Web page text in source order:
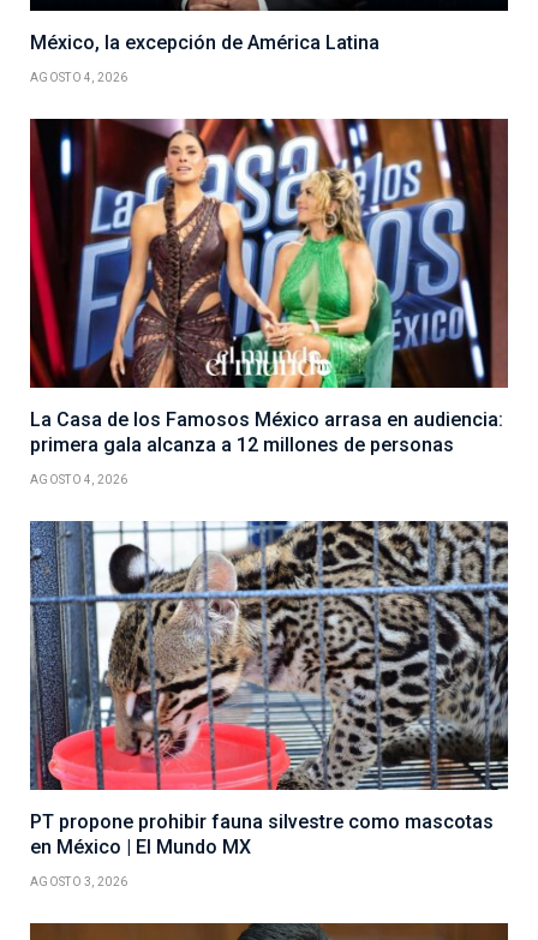
México, la excepción de América Latina
AGOSTO 4, 2026
La Casa de los Famosos México arrasa en audiencia:
primera gala alcanza a 12 millones de personas
AGOSTO 4, 2026
PT propone prohibir fauna silvestre como mascotas
en México | El Mundo MX
AGOSTO 3, 2026